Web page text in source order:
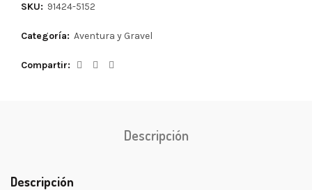
SKU: 91424-5152
Categoría: Aventura y Gravel
Compartir
Descripción
Descripción